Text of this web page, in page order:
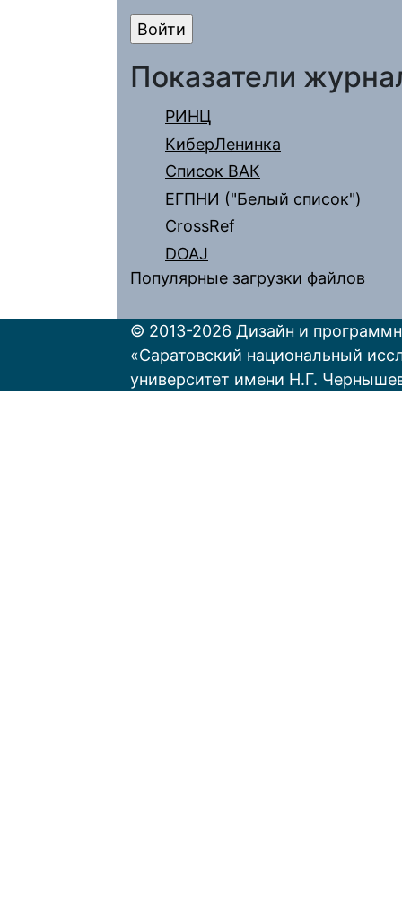
Показатели
РИНЦ
КиберЛенинка
Список ВАК
ЕГПНИ ("Белый список")
CrossRef
DOAJ
Популярные загрузки файлов
© 2013-2026 Дизайн и
«Саратовский национальный
университет имени Н.Г.